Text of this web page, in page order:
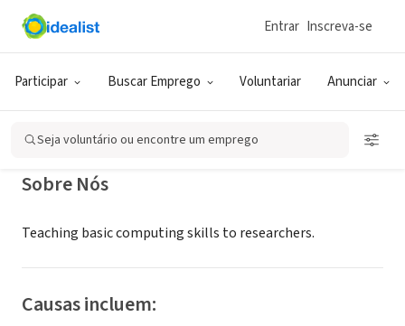
Participar Buscar Emprego Voluntariar Anunciar
Entrar Inscreva-se
Seja voluntário ou encontre um emprego
ONG (SETOR SOCIAL)
Software Carpentry Foundation
Sobre Nós
Teaching basic computing skills to researchers.
Causas incluem: